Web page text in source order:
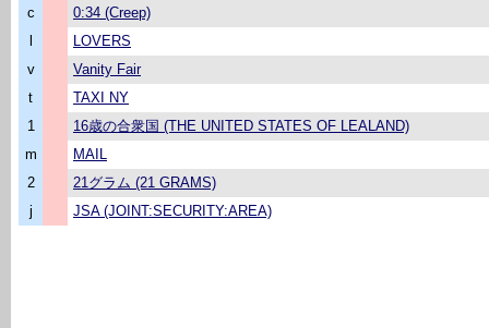
c
0:34 (Creep)
LOVERS
v
Vanity Fair
t
TAXI NY
1
16歳の合衆国 (THE UNITED STATES OF LEALAND)
m
MAIL
2
21グラム (21 GRAMS)
j
JSA (JOINT:SECURITY:AREA)